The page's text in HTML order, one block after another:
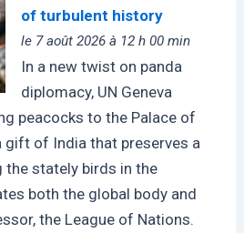
of turbulent history
le 7 août 2026 à 12 h 00 min
In a new twist on panda
diplomacy, UN Geneva
peacocks to the Palace of
gift of India that preserves a
stately birds in the
both the global body and
the League of Nations.